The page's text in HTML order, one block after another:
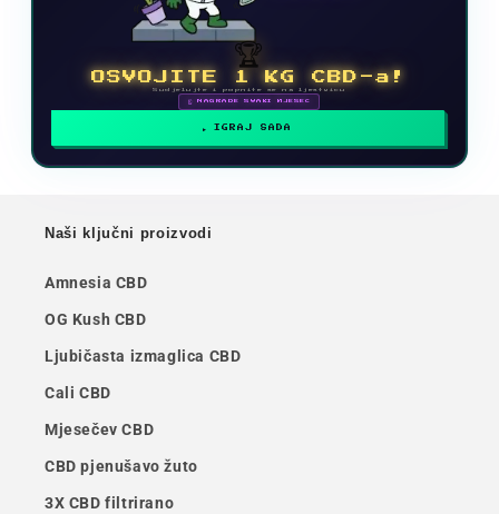
🏆
OSVOJITE 1 KG CBD-a!
Sudjelujte i popnite se na ljestvicu
🗓 NAGRADE SVAKI MJESEC
IGRAJ SADA
Naši ključni proizvodi
Amnesia CBD
OG Kush CBD
Ljubičasta izmaglica CBD
Cali CBD
Mjesečev CBD
CBD pjenušavo žuto
3X CBD filtrirano